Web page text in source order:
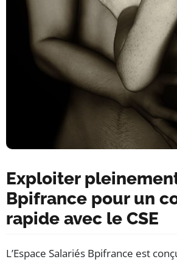
Exploiter
Bpifrance pour un
rapide avec le CSE
L’Espace Salariés Bpifrance est